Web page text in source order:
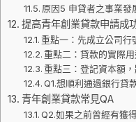
原因5 申貸者之事業發
提高青年創業貸款申請成
重點一：先成立公司行
重點二：貸款的實際
重點三：登記資本額
Q1.想順利通過銀行貸
青年創業貸款常見QA
Q2.如果之前曾經有獲